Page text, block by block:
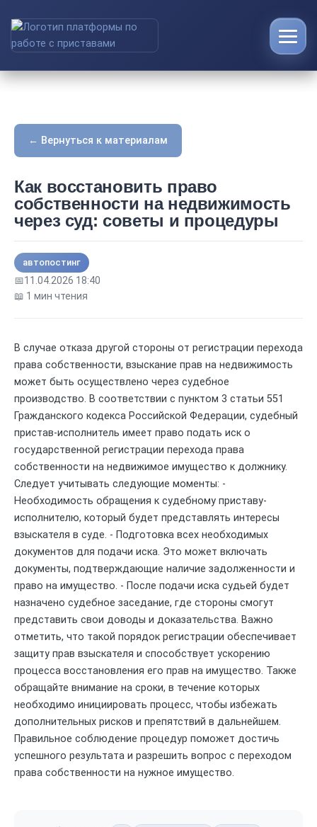
← Вернуться к материалам
Как восстановить право
собственности на недвижимость
через суд: советы и процедуры
автопостинг
📅11.04.2026 18:40
📖 1 мин чтения
В случае отказа другой стороны от регистрации перехода
права собственности, взыскание прав на недвижимость
может быть осуществлено через судебное
производство. В соответствии с пунктом 3 статьи 551
Гражданского кодекса Российской Федерации, судебный
пристав-исполнитель имеет право подать иск о
государственной регистрации перехода права
собственности на недвижимое имущество к должнику.
Следует учитывать следующие моменты: -
Необходимость обращения к судебному приставу-
исполнителю, который будет представлять интересы
взыскателя в суде. - Подготовка всех необходимых
документов для подачи иска. Это может включать
документы, подтверждающие наличие задолженности и
право на имущество. - После подачи иска судьей будет
назначено судебное заседание, где стороны смогут
представить свои доводы и доказательства. Важно
отметить, что такой порядок регистрации обеспечивает
защиту прав взыскателя и способствует ускорению
процесса восстановления его прав на имущество. Также
обращайте внимание на сроки, в течение которых
необходимо инициировать процесс, чтобы избежать
дополнительных рисков и препятствий в дальнейшем.
Правильное соблюдение процедур поможет достичь
успешного результата и разрешить вопрос с переходом
права собственности на нужное имущество.